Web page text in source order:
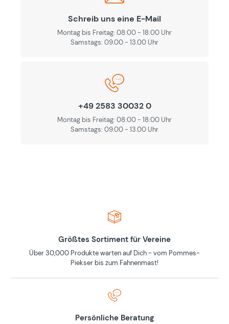
Schreib uns eine E-Mail
Montag bis Freitag: 08:00 - 18:00 Uhr
Samstags: 09.00 - 13.00 Uhr
+49 2583 30032 0
Montag bis Freitag: 08:00 - 18:00 Uhr
Samstags: 09.00 - 13.00 Uhr
Größtes Sortiment für Vereine
Über 30,000 Produkte warten auf Dich - vom Pommes-
Piekser bis zum Fahnenmast!
Persönliche Beratung